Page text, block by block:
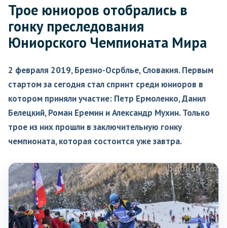
Трое юниоров отобрались в
гонку преследования
Юниорского Чемпионата Мира
2 февраля 2019, Брезно-Осрблье, Словакия. Первым
стартом за сегодня стал спринт среди юниоров в
котором приняли участие: Петр Ермоленко, Данил
Белецкий, Роман Еремин и Александр Мухин. Только
трое из них прошли в заключительную гонку
чемпионата, которая состоится уже завтра.